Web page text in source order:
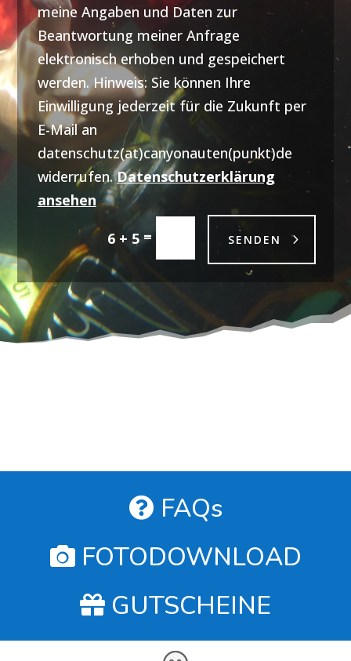
meine Angaben und Daten zur
Beantwortung meiner Anfrage
elektronisch erhoben und gespeichert
werden. Hinweis: Sie können Ihre
Einwilligung jederzeit für die Zukunft per
E-Mail an
datenschutz(at)canyonauten(punkt)de
widerrufen.Datenschutzerklärung
ansehen
6 + 5= SENDEN
FAQs
FOTODOWNLOAD
GUTSCHEINE